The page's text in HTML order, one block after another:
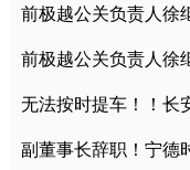
前极越公关负责人徐
前极越公关负责人徐
无法按时提车！！长
副董事长辞职！宁德